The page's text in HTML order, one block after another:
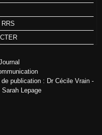
publication : Dr Cécile Vrain -
Lepage